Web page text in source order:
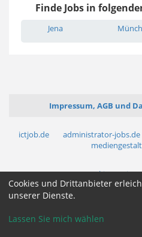
Finde Jobs in
Jena
Impressum, AGB und
ictjob.de administrator-jobs.de
Cookie
Cookies und Drittanbieter
unserer Dienste.
Lassen Sie mich wählen